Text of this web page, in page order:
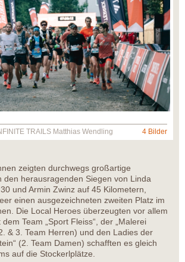
TRAILS Matthias Wendling 4 Bilder
zeigten durchwegs großartige
den herausragenden Siegen von Linda
und Armin Zwinz auf 45 Kilometern,
einen ausgezeichneten zweiten Platz im
Die Local Heroes überzeugten vor allem
Team „Sport Fleiss“, der „Malerei
& 3. Team Herren) und den Ladies der
(2. Team Damen) schafften es gleich
auf die Stockerlplätze.